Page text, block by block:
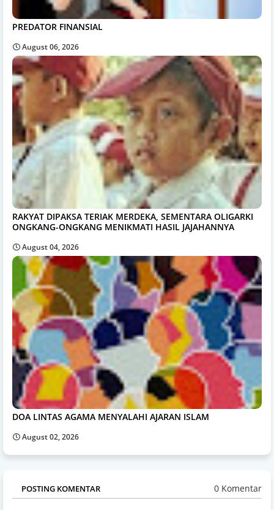
PREDATOR FINANSIAL
August 06, 2026
RAKYAT DIPAKSA TERIAK MERDEKA, SEMENTARA OLIGARKI
ONGKANG-ONGKANG MENIKMATI HASIL JAJAHANNYA
August 04, 2026
DOA LINTAS AGAMA MENYALAHI AJARAN ISLAM
August 02, 2026
POSTING KOMENTAR 0 Komentar